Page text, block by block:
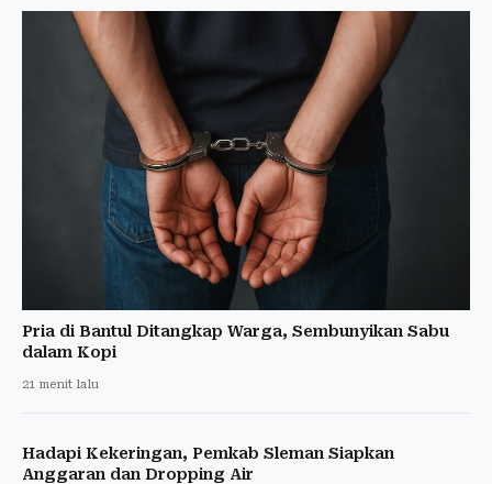
Pria di Bantul Ditangkap Warga, Sembunyikan Sabu
dalam Kopi
21 menit lalu
Hadapi Kekeringan, Pemkab Sleman Siapkan
Anggaran dan Dropping Air